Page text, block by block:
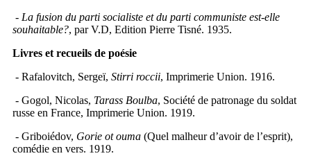
- La fusion du parti socialiste et du parti communiste est-elle
souhaitable?, par V.D, Edition Pierre Tisné. 1935.
Livres et recueils de poésie
- Rafalovitch, Sergeï, Stirri roccii, Imprimerie Union. 1916.
- Gogol, Nicolas, Tarass Boulba, Société de patronage du soldat
russe en France, Imprimerie Union. 1919.
- Griboiédov, Gorie ot ouma (Quel malheur d’avoir de l’esprit),
comédie en vers. 1919.